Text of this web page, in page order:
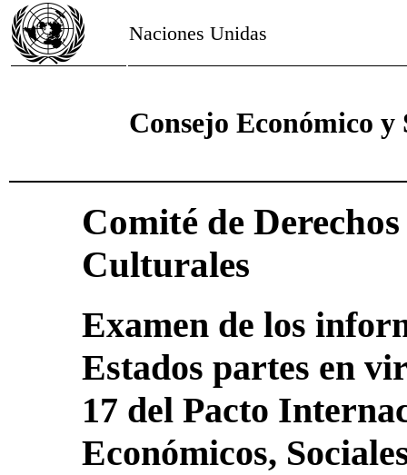
Naciones Unidas
Consejo Económico y
Comité de
Culturales
Examen de los
Estados partes en
17 del Pacto
Económicos,